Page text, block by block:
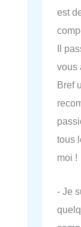
est
Il
vous
Bref
tous
moi !
- Je